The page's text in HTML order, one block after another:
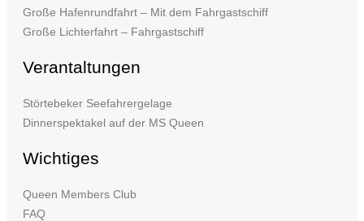
Große Hafenrundfahrt – Mit dem Fahrgastschiff
Große Lichterfahrt – Fahrgastschiff
Verantaltungen
Störtebeker Seefahrergelage
Dinnerspektakel auf der MS Queen
Wichtiges
Queen Members Club
FAQ